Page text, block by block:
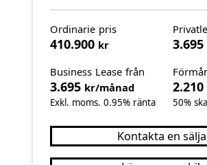
Ordinarie pris
410.900kr 3.695
Business Lease från
3.695kr/månad
Exkl. moms. 0.95% ränta
2.210
50%
Kontakta en